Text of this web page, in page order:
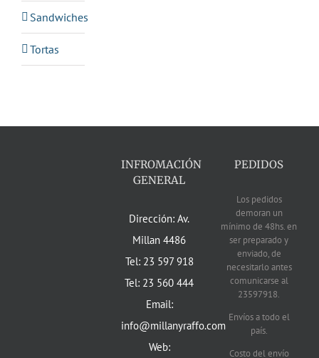
Sandwiches
Tortas
INFROMACIÓN
GENERAL
Dirección: Av.
Millan 4486
Tel: 23 597 918
Tel: 23 560 444
Email:
info@millanyraffo.com
Web:
PEDIDOS
Los pedidos
demoran un
mínimo de 48hs. en
ser preparado y
enviado, de
necesitarlo antes
comunicarse al
23597918.
Envíos a todo el
país.
Costo del envío